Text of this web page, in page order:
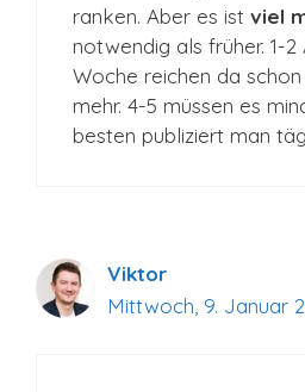
ranken. Aber es ist viel
notwendig als früher. 1-
Woche reichen da
mehr. 4-5 müssen es
besten publiziert man
Viktor
Mittwoch, 9. Januar